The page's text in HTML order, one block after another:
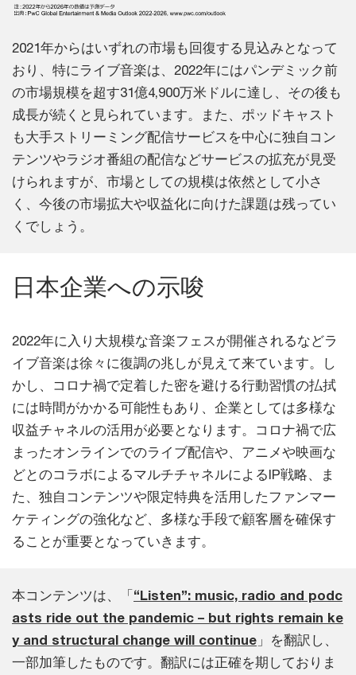
2021年からはいずれの市場も回復する見込みとなって
おり、特にライブ音楽は、2022年にはパンデミック前
の市場規模を超す31億4,900万米ドルに達し、その後も
成長が続くと見られています。また、ポッドキャスト
も大手ストリーミング配信サービスを中心に独自コン
テンツやラジオ番組の配信などサービスの拡充が見受
けられますが、市場としての規模は依然として小さ
く、今後の市場拡大や収益化に向けた課題は残ってい
くでしょう。
日本企業への示唆
2022年に入り大規模な音楽フェスが開催されるなどラ
イブ音楽は徐々に復調の兆しが見えて来ています。し
かし、コロナ禍で定着した密を避ける行動習慣の払拭
には時間がかかる可能性もあり、企業としては多様な
収益チャネルの活用が必要となります。コロナ禍で広
まったオンラインでのライブ配信や、アニメや映画な
どとのコラボによるマルチチャネルによるIP戦略、ま
た、独自コンテンツや限定特典を活用したファンマー
ケティングの強化など、多様な手段で顧客層を確保す
ることが重要となっていきます。
本コンテンツは、「“Listen”: music, radio and podc
asts ride out the pandemic – but rights remain ke
y and structural change will continue 」を翻訳し、
一部加筆したものです。翻訳には正確を期しておりま